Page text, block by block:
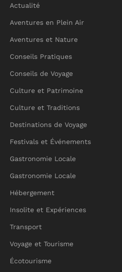
Actualité
Aventures en Plein Air
Aventures et Nature
Conseils Pratiques
Conseils de Voyage
Culture et Patrimoine
Culture et Traditions
Destinations de Voyage
Festivals et Événements
Gastronomie Locale
Gastronomie Locale
Hébergement
Insolite et Expériences
Transport
Voyage et Tourisme
Écotourisme